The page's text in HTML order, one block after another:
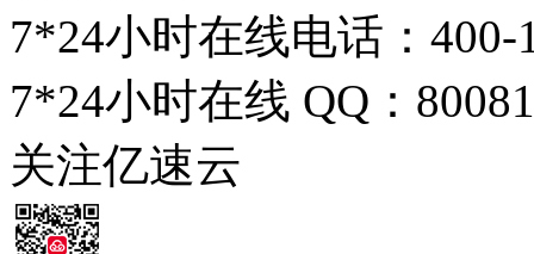
7*24小时在线电话： 400-
7*24小时在线 QQ：
关注亿速云